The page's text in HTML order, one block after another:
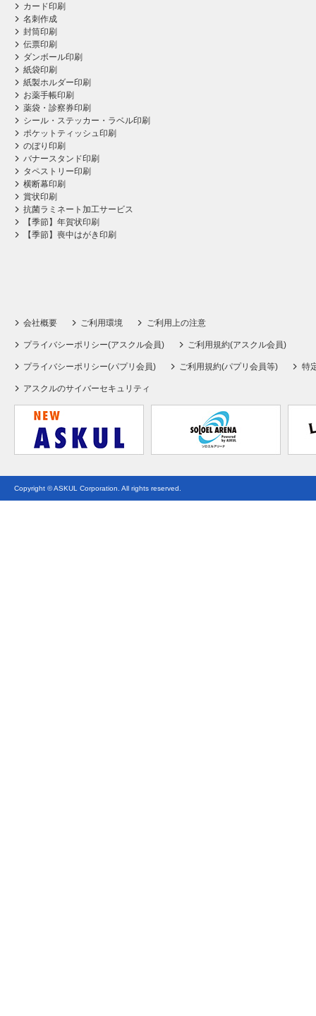
カード印刷
名刺作成
封筒印刷
伝票印刷
ダンボール印刷
紙袋印刷
紙製ホルダー印刷
お薬手帳印刷
薬袋・診察券印刷
シール・ステッカー・ラベル印刷
ポケットティッシュ印刷
のぼり印刷
バナースタンド印刷
タペストリー印刷
横断幕印刷
賞状印刷
抗菌ラミネート加工サービス
【季節】年賀状印刷
【季節】喪中はがき印刷
会社概要 ご利用環境 ご利用上の注意
プライバシーポリシー(アスクル会員) ご利用規約(アスクル会員)
プライバシーポリシー(パプリ会員) ご利用規約(パプリ会員等) 特
アスクルのサイバーセキュリティ
Copyright © ASKUL Corporation. All rights reserved.